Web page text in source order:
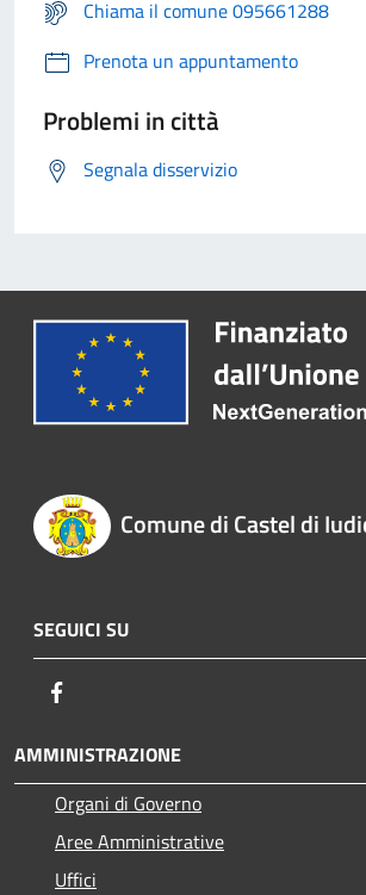
Chiama il comune 095661288
Prenota un appuntamento
Problemi in città
Segnala disservizio
Comune di Castel di
SEGUICI SU
AMMINISTRAZIONE
Organi di Governo
Aree Amministrative
Uffici